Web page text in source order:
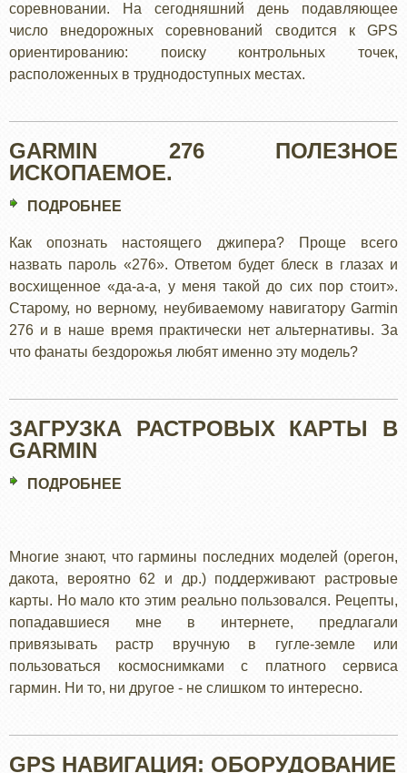
ПРОГРАММЫ
соревновании. На сегодняшний день подавляющее
число внедорожных соревнований сводится к GPS
ориентированию: поиску контрольных точек,
расположенных в труднодоступных местах.
GARMIN 276 ПОЛЕЗНОЕ
ИСКОПАЕМОЕ.
ПОДРОБНЕЕ
276
ПОЛЕЗНОЕ
ИСКОПАЕМОЕ.
Как опознать настоящего джипера? Проще всего
назвать пароль «276». Ответом будет блеск в глазах и
восхищенное «да-а-а, у меня такой до сих пор стоит».
Старому, но верному, неубиваемому навигатору Garmin
276 и в наше время практически нет альтернативы. За
что фанаты бездорожья любят именно эту модель?
ЗАГРУЗКА РАСТРОВЫХ КАРТЫ В
GARMIN
ПОДРОБНЕЕ
Многие знают, что гармины последних моделей (орегон,
дакота, вероятно 62 и др.) поддерживают растровые
карты. Но мало кто этим реально пользовался. Рецепты,
попадавшиеся мне в интернете, предлагали
привязывать растр вручную в гугле-земле или
пользоваться космоснимками с платного сервиса
гармин. Ни то, ни другое - не слишком то интересно.
GPS НАВИГАЦИЯ: ОБОРУДОВАНИЕ